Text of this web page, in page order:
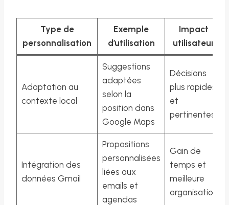
Type de
personnalisation
Exemple
d’utilisation
Impact
utilisateur
Adaptation au
contexte local
Suggestions
adaptées
selon la
position dans
Google Maps
Décisions
plus rapides
et
pertinentes
Intégration des
données Gmail
Propositions
personnalisées
liées aux
emails et
agendas
Gain de
temps et
meilleure
organisation